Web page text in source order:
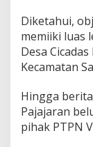
Diketahui,
memiiki luas
Desa
Kecamatan
Hingga
Pajajaran
pihak PTPN